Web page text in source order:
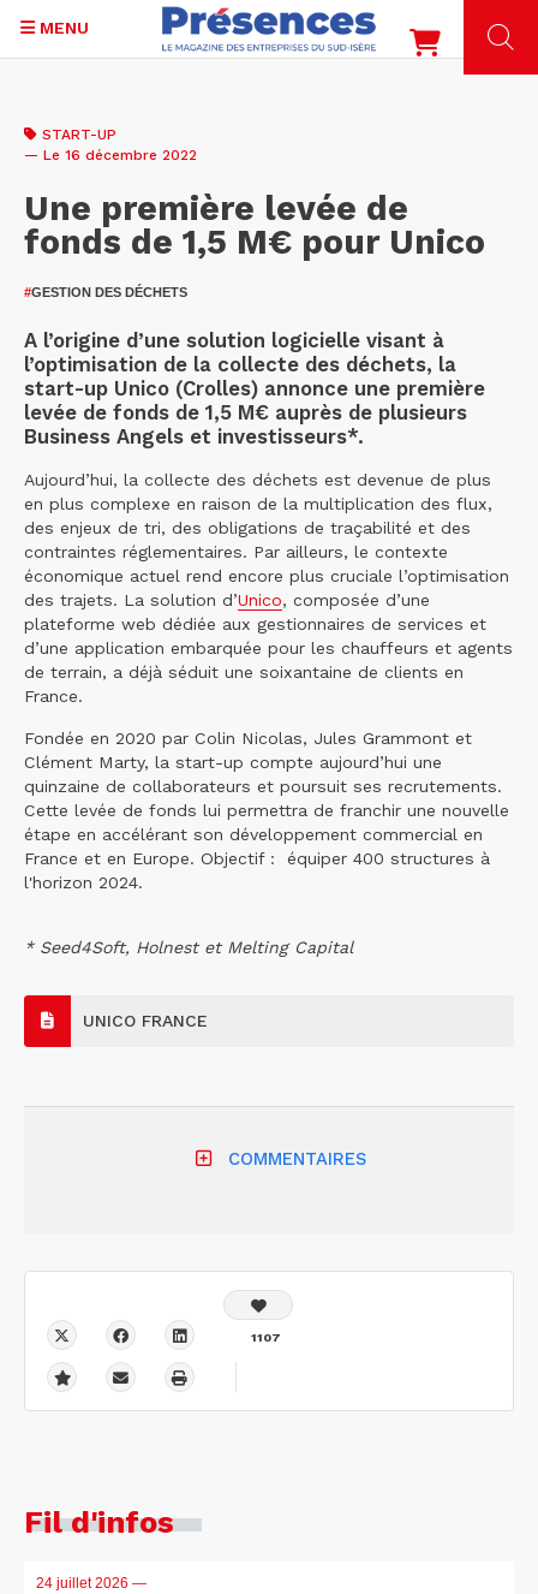
contenu
MENU
START-UP
— Le 16 décembre 2022
Une première levée de
fonds de 1,5 M€ pour Unico
#GESTION DES DÉCHETS
A l’origine d’une solution logicielle visant à
l’optimisation de la collecte des déchets, la
start-up Unico (Crolles) annonce une première
levée de fonds de 1,5 M€ auprès de plusieurs
Business Angels et investisseurs*.
Aujourd’hui, la collecte des déchets est devenue de plus
en plus complexe en raison de la multiplication des flux,
des enjeux de tri, des obligations de traçabilité et des
contraintes réglementaires. Par ailleurs, le contexte
économique actuel rend encore plus cruciale l’optimisation
des trajets. La solution d’Unico, composée d’une
plateforme web dédiée aux gestionnaires de services et
d’une application embarquée pour les chauffeurs et agents
de terrain, a déjà séduit une soixantaine de clients en
France.
Fondée en 2020 par Colin Nicolas, Jules Grammont et
Clément Marty, la start-up compte aujourd’hui une
quinzaine de collaborateurs et poursuit ses recrutements.
Cette levée de fonds lui permettra de franchir une nouvelle
étape en accélérant son développement commercial en
France et en Europe. Objectif : équiper 400 structures à
l'horizon 2024.
* Seed4Soft, Holnest et Melting Capital
UNICO FRANCE
COMMENTAIRES
1107
Fil d'infos
24 juillet 2026 —